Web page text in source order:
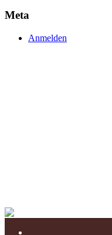
Meta
Anmelden